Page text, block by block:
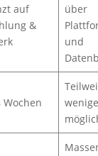
auf
&
über
und
Wochen